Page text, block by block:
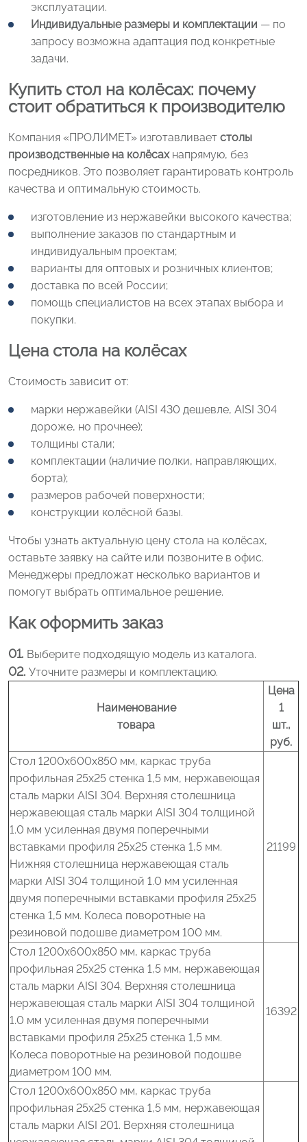
эксплуатации.
Индивидуальные размеры и комплектации — по
запросу возможна адаптация под конкретные
задачи.
Купить стол на колёсах: почему
стоит обратиться к производителю
Компания «ПРОЛИМЕТ» изготавливает столы
производственные на колёсахнапрямую, без
посредников. Это позволяет гарантировать контроль
качества и оптимальную стоимость.
изготовление из нержавейки высокого качества;
выполнение заказов по стандартным и
индивидуальным проектам;
варианты для оптовых и розничных клиентов;
доставка по всей России;
помощь специалистов на всех этапах выбора и
покупки.
Цена стола на колёсах
Стоимость зависит от:
марки нержавейки (AISI 430 дешевле, AISI 304
дороже, но прочнее);
толщины стали;
комплектации (наличие полки, направляющих,
борта);
размеров рабочей поверхности;
конструкции колёсной базы.
Чтобы узнать актуальную цену стола на колёсах,
оставьте заявку на сайте или позвоните в офис.
Менеджеры предложат несколько вариантов и
помогут выбрать оптимальное решение.
Как оформить заказ
Выберите подходящую модель из каталога.
Уточните размеры и комплектацию.
Наименование
товара
Цена
1
шт.,
руб.
Стол 1200x600x850 мм, каркас труба
профильная 25x25 стенка 1,5 мм, нержавеющая
сталь марки AISI 304. Верхняя столешница
нержавеющая сталь марки AISI 304 толщиной
1.0 мм усиленная двумя поперечными
вставками профиля 25x25 стенка 1,5 мм.
Нижняя столешница нержавеющая сталь
марки AISI 304 толщиной 1.0 мм усиленная
двумя поперечными вставками профиля 25x25
стенка 1,5 мм. Колеса поворотные на
резиновой подошве диаметром 100 мм.
21199
Стол 1200x600x850 мм, каркас труба
профильная 25x25 стенка 1,5 мм, нержавеющая
сталь марки AISI 304. Верхняя столешница
нержавеющая сталь марки AISI 304 толщиной
1.0 мм усиленная двумя поперечными
вставками профиля 25x25 стенка 1,5 мм.
Колеса поворотные на резиновой подошве
диаметром 100 мм.
16392
Стол 1200x600x850 мм, каркас труба
профильная 25x25 стенка 1,5 мм, нержавеющая
сталь марки AISI 201. Верхняя столешница